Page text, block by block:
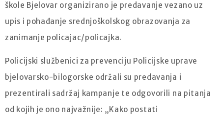
škole Bjelovar organizirano je predavanje vezano uz
upis i pohađanje srednjoškolskog obrazovanja za
zanimanje policajac/policajka.
Policijski službenici za prevenciju Policijske uprave
bjelovarsko-bilogorske održali su predavanja i
prezentirali sadržaj kampanje te odgovorili na pitanja
od kojih je ono najvažnije: „Kako postati